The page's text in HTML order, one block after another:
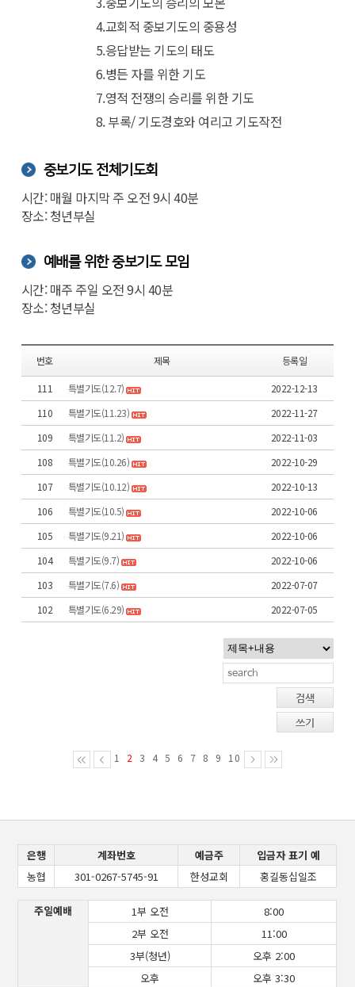
4.교회적 중보기도의 중용성
5.응답받는 기도의 태도
6.병든 자를 위한 기도
7.영적 전쟁의 승리를 위한 기도
8. 부록/ 기도경호와 여리고 기도작전
중보기도 전체기도회
시간: 매월 마지막 주 오전 9시 40분
장소: 청년부실
예배를 위한 중보기도 모임
시간: 매주 주일 오전 9시 40분
장소: 청년부실
번호 제목 등록일
111 특별기도(12.7)
2022-12-13
110
특별기도(11.23)
2022-11-27
109
특별기도(11.2)
2022-11-03
108
특별기도(10.26)
2022-10-29
107
특별기도(10.12)
2022-10-13
106
특별기도(10.5)
2022-10-06
105
특별기도(9.21)
2022-10-06
104
특별기도(9.7)
2022-10-06
103
특별기도(7.6)
2022-07-07
102
특별기도(6.29) 2022-07-05
검색
쓰기
1 2 3 4 5 6 7 8 9 10
은행 계좌번호 예금주
입금자 표기 예
농협
301-0267-5745-91 한성교회 홍길동십일조
주일예배 1부 오전
8:00
2부 오전
11:00
3부(청년)
오후 2:00
오후
오후 3:30